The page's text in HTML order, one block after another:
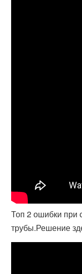
Топ 2 ошибки при
трубы.Решение